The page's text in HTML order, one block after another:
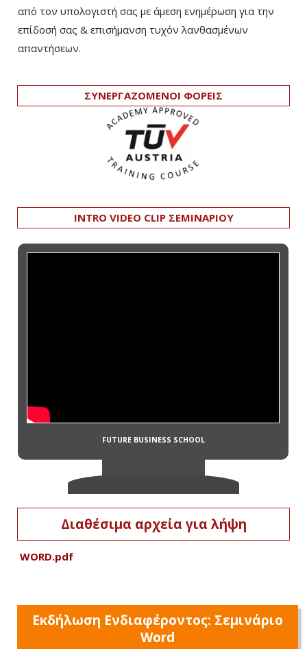
από τον υπολογιστή σας με άμεση ενημέρωση για την
επίδοσή σας & επισήμανση τυχόν λανθασμένων
απαντήσεων.
ΣΥΝΕΡΓΑΖΟΜΕΝΟΙ ΦΟΡΕΙΣ
INTRO VIDEO CLIP ΣΕΜΙΝΑΡΙΟΥ
Διαθέσιμα αρχεία για λήψη
WORD.pdf
Εκδήλωση Ενδιαφέροντος: Σεμινάριο
Word